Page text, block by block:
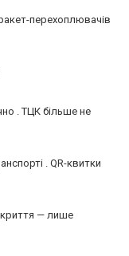
перехоплювачів
. ТЦК більше не
. QR-квитки
— лише